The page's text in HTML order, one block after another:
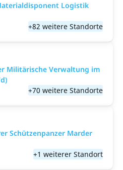
Logistik
+82 weitere Standorte
Militärische Verwaltung im
+70 weitere Standorte
Schützenpanzer Marder
+1 weiterer Standort